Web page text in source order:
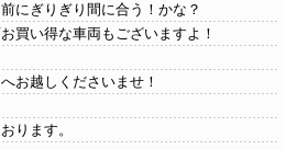
にぎりぎり間に合う！かな？
買い得な車両もございますよ！
お越しくださいませ！
ります。